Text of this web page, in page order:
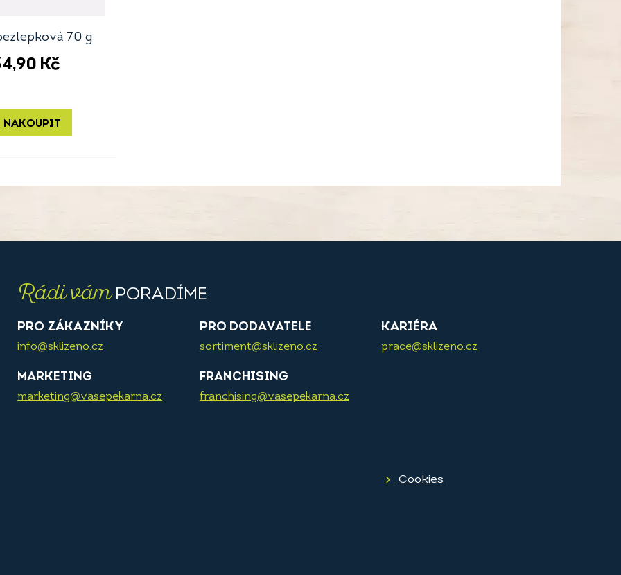
70 g
Kč
NAKOUPIT
Rádi vámPORADÍME
PRO ZÁKAZNÍKY
info@sklizeno.cz
PRO DODAVATELE
sortiment@sklizeno.cz
KARIÉRA
prace@sklizeno.cz
MARKETING
marketing@vasepekarna.cz
FRANCHISING
franchising@vasepekarna.cz
Cookies